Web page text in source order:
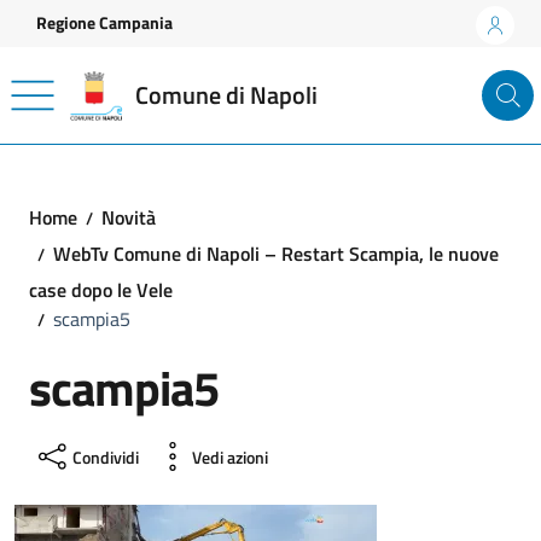
Vai ai contenuti
Vai al footer
Regione Campania
Comune di Napoli
Home
Novità
WebTv Comune di Napoli – Restart Scampia, le nuove
case dopo le Vele
scampia5
scampia5
Condividi Vedi azioni